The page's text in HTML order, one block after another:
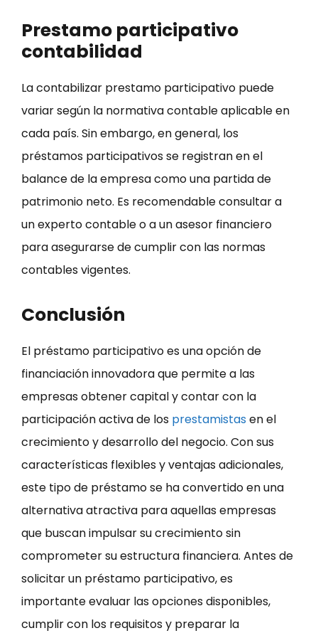
Prestamo participativo
contabilidad
La contabilizar prestamo participativo puede
variar según la normativa contable aplicable en
cada país. Sin embargo, en general, los
préstamos participativos se registran en el
balance de la empresa como una partida de
patrimonio neto. Es recomendable consultar a
un experto contable o a un asesor financiero
para asegurarse de cumplir con las normas
contables vigentes.
Conclusión
El préstamo participativo es una opción de
financiación innovadora que permite a las
empresas obtener capital y contar con la
participación activa de los prestamistas en el
crecimiento y desarrollo del negocio. Con sus
características flexibles y ventajas adicionales,
este tipo de préstamo se ha convertido en una
alternativa atractiva para aquellas empresas
que buscan impulsar su crecimiento sin
comprometer su estructura financiera. Antes de
solicitar un préstamo participativo, es
importante evaluar las opciones disponibles,
cumplir con los requisitos y preparar la